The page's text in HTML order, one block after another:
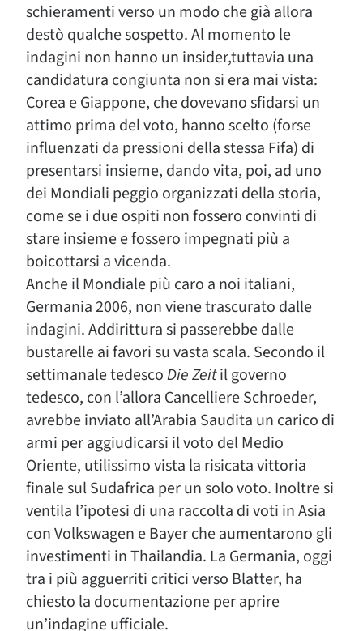
schieramenti verso un modo che già allora
destò qualche sospetto. Al momento le
indagini non hanno un insider,tuttavia una
candidatura congiunta non si era mai vista:
Corea e Giappone, che dovevano sfidarsi un
attimo prima del voto, hanno scelto (forse
influenzati da pressioni della stessa Fifa) di
presentarsi insieme, dando vita, poi, ad uno
dei Mondiali peggio organizzati della storia,
come se i due ospiti non fossero convinti di
stare insieme e fossero impegnati più a
boicottarsi a vicenda.
Anche il Mondiale più caro a noi italiani,
Germania 2006, non viene trascurato dalle
indagini. Addirittura si passerebbe dalle
bustarelle ai favori su vasta scala. Secondo il
settimanale tedescoDie Zeitil governo
tedesco, con l’allora Cancelliere Schroeder,
avrebbe inviato all’Arabia Saudita un carico di
armi per aggiudicarsi il voto del Medio
Oriente, utilissimo vista la risicata vittoria
finale sul Sudafrica per un solo voto. Inoltre si
ventila l’ipotesi di una raccolta di voti in Asia
con Volkswagen e Bayer che aumentarono gli
investimenti in Thailandia. La Germania, oggi
tra i più agguerriti critici verso Blatter, ha
chiesto la documentazione per aprire
un’indagine ufficiale.